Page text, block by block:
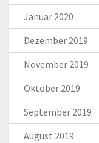
Januar 2020
Dezember 2019
November 2019
Oktober 2019
September 2019
August 2019